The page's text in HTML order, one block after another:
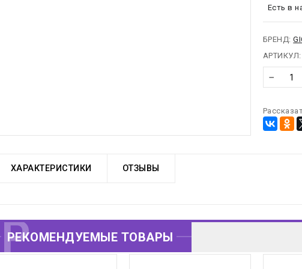
от
Есть в
БРЕНД:
АРТИКУЛ:
−
ХАРАКТЕРИСТИКИ ОТЗЫВЫ
РЕКОМЕНДУЕМЫЕ
РЕКОМЕНДУЕМЫЕ ТОВАРЫ